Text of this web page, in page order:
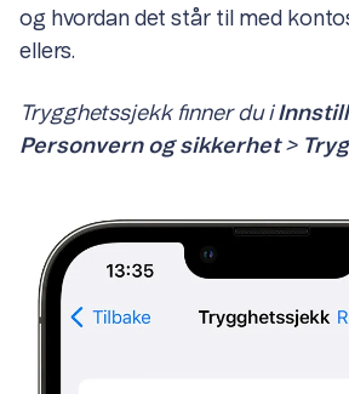
og hvordan det står til med
ellers.
Trygghetssjekk finner du i
Personvern og sikkerhet>